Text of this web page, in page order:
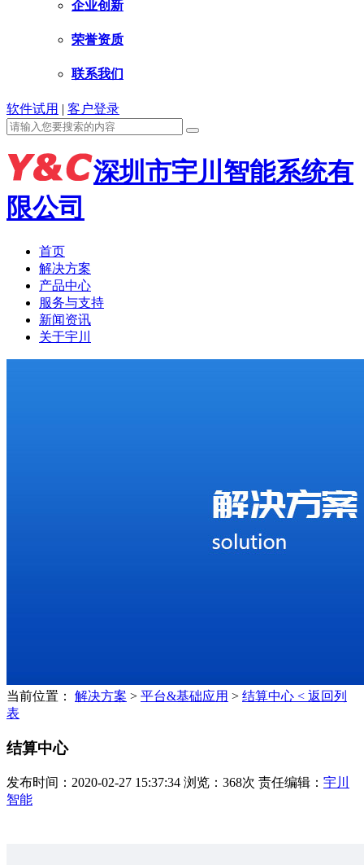
企业创新
荣誉资质
联系我们
软件试用 | 客户登录
深圳市宇川智能系统有
限公司
首页
解决方案
产品中心
服务与支持
新闻资讯
关于宇川
当前位置： 解决方案 > 平台&基础应用 > 结算中心 < 返回列
表
结算中心
发布时间：2020-02-27 15:37:34 浏览：368次 责任编辑： 宇川
智能